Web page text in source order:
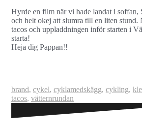
Hyrde en film när vi hade landat i soffan,
och helt okej att slumra till en liten stund.
tacos och uppladdningen inför starten i
starta!
Heja dig Pappan!!
brand, cykel, cyklamedskägg, cykling,
tacos, vätternrundan